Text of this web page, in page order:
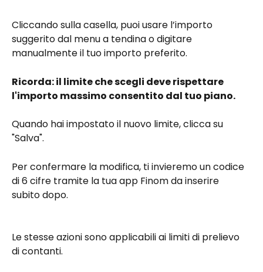
Cliccando sulla casella, puoi usare l’importo
suggerito dal menu a tendina o digitare
manualmente il tuo importo preferito.
Ricorda: il limite che scegli deve rispettare
l'importo massimo consentito dal tuo piano.
Quando hai impostato il nuovo limite, clicca su
"Salva".
Per confermare la modifica, ti invieremo un codice
di 6 cifre tramite la tua app Finom da inserire
subito dopo.
Le stesse azioni sono applicabili ai limiti di prelievo
di contanti.